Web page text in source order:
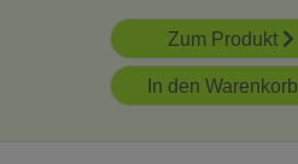
Zum Produkt
In den Warenkorb